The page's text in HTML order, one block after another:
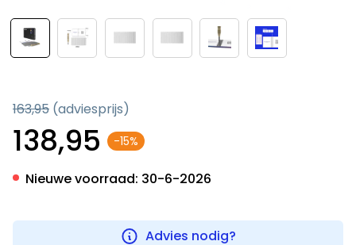
163,95 (adviesprijs)
138,95 -15%
Nieuwe voorraad: 30-6-2026
Advies nodig?